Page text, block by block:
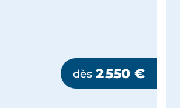
dès 2 550 €